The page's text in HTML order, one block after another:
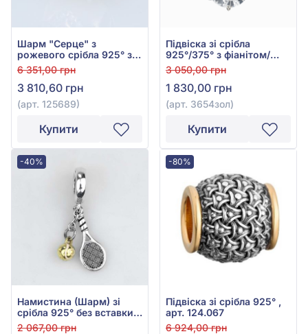
Шарм "Серце" з
рожевого срібла 925° з
рожевим та білим
фіанітом/куб.цирконієм,
арт. 125689
6 351,00 грн
3 810,60 грн
(арт. 125689)
Купити
Підвіска зі срібла
925°/375° з фіанітом/
куб.цирконієм, арт.
3654зол
3 050,00 грн
1 830,00 грн
(арт. 3654зол)
Купити
-40%
Намистина (Шарм) зі
срібла 925° без вставки,
арт. 580726
2 067,00 грн
-80%
Підвіска зі срібла 925° ,
арт. 124.067
6 924,00 грн